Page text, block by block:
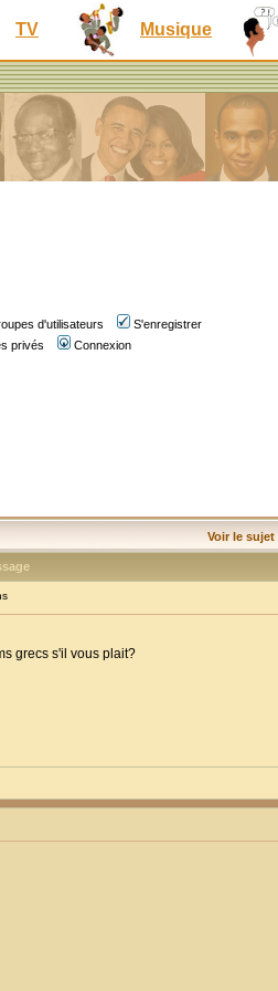
TV Musique
d'utilisateurs
S'enregistrer
privés Connexion
Voir le
grecs s'il vous plait?